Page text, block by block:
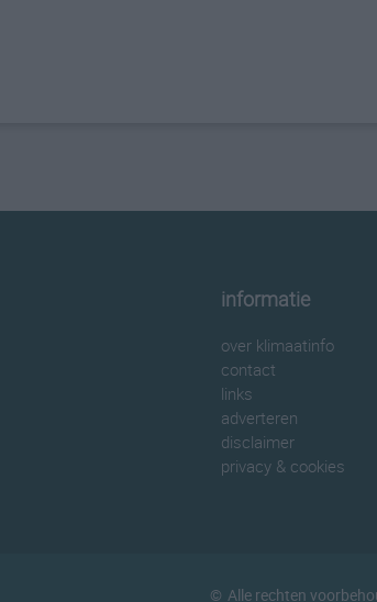
informatie
over klimaatinfo
contact
links
adverteren
disclaimer
privacy & cookies
© Alle rechten